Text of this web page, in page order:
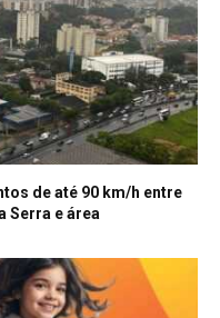
de até 90 km/h entre
Serra e área